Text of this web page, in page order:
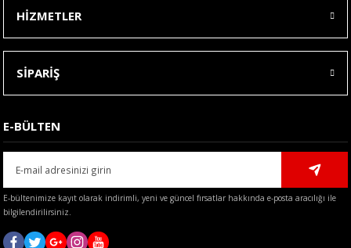
Ürün fiyatı diğer sitelerden daha pahalı.
Bu ürüne benzer farklı alternatifler olmalı.
Gönder
HİZMETLER
SİPARİŞ
E-BÜLTEN
E-bültenimize kayıt olarak indirimli, yeni ve güncel fırsatlar hakkında e-posta aracılığı ile
bilgilendirilirsiniz.